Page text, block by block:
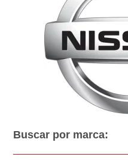
Buscar por marca: